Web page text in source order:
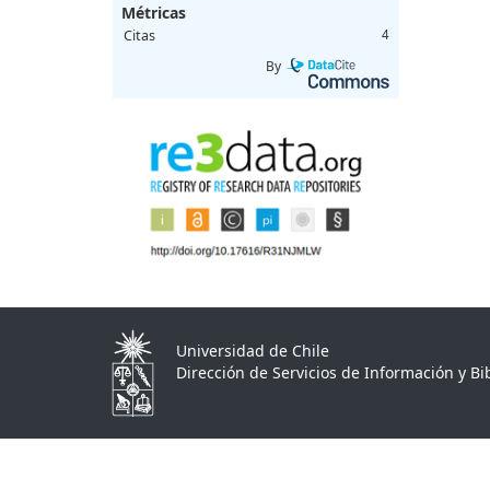
Métricas
Citas 4
By
Universidad de Chile
Dirección de Servicios de Información y